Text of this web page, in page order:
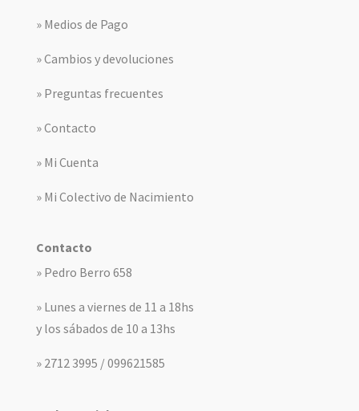
» Medios de Pago
» Cambios y devoluciones
» Preguntas frecuentes
» Contacto
» Mi Cuenta
» Mi Colectivo de Nacimiento
Contacto
» Pedro Berro 658
» Lunes a viernes de 11 a 18hs
y los sábados de 10 a 13hs
» 2712 3995 / 099621585